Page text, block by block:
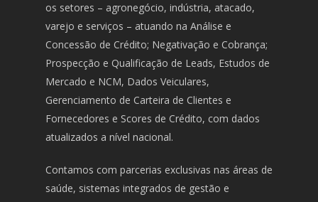
os setores – agronegócio, indústria, atacado,
varejo e serviços – atuando na Análise e
Concessão de Crédito; Negativação e Cobrança;
Prospecção e Qualificação de Leads, Estudos de
Mercado e NCM, Dados Veiculares,
Gerenciamento de Carteira de Clientes e
Fornecedores e Scores de Crédito, com dados
atualizados a nível nacional.
Contamos com parcerias exclusivas nas áreas de
saúde, sistemas integrados de gestão e